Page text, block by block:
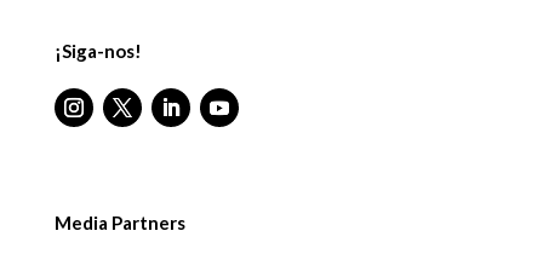
¡Siga-nos!
Media Partners